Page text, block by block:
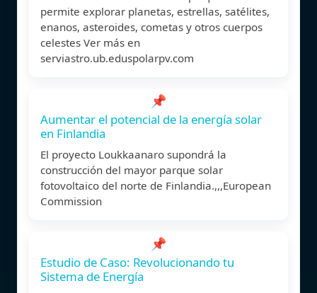
permite explorar planetas, estrellas, satélites,
enanos, asteroides, cometas y otros cuerpos
celestes Ver más en
serviastro.ub.eduspolarpv.com
📌
Aumentar el potencial de la energía solar
en Finlandia
El proyecto Loukkaanaro supondrá la
construcción del mayor parque solar
fotovoltaico del norte de Finlandia.,,,European
Commission
📌
Estudio de Caso: Revolucionando tu
Sistema de Energía